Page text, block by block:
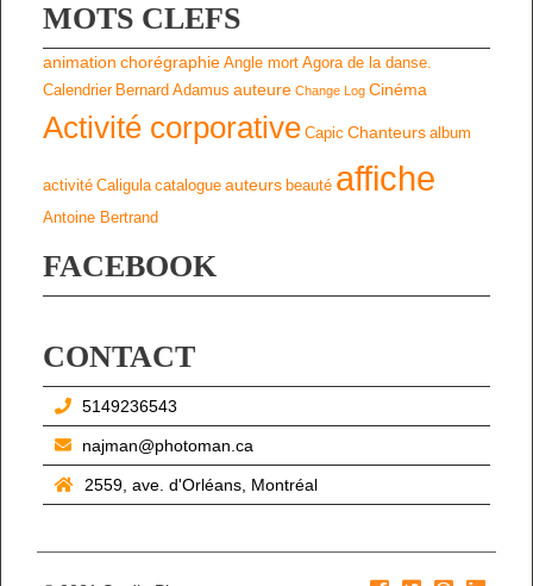
MOTS CLEFS
animation chorégraphie Angle mort Agora de la danse.
Calendrier Bernard Adamus auteure Change Log Cinéma
Activité corporative Capic Chanteurs album
activité Caligula catalogue auteurs beauté affiche
Antoine Bertrand
FACEBOOK
CONTACT
5149236543
najman@photoman.ca
2559, ave. d'Orléans, Montréal